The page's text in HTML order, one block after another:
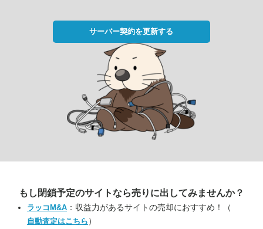
サーバー契約を更新する
もし閉鎖予定のサイトなら売りに出してみませんか？
ラッコM&A ：収益力があるサイトの売却におすすめ！（
自動査定はこちら ）